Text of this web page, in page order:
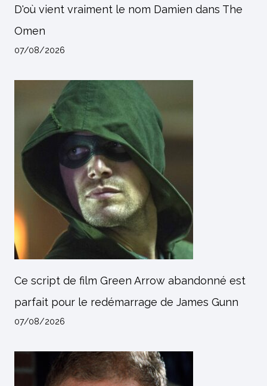
D'où vient vraiment le nom Damien dans The
Omen
07/08/2026
Ce script de film Green Arrow abandonné est
parfait pour le redémarrage de James Gunn
07/08/2026